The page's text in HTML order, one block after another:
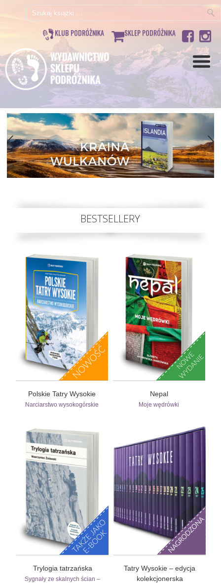
Szukaj:
KLUB PODRÓŻNIKA SKLEP PODRÓŻNIKA
BESTSELLERY
Polskie Tatry Wysokie
Narciarstwo wysokogórskie
Nepal
Moje wędrówki
Trylogia tatrzańska
Sygnały ze skalnych ścian –
Tatry Wysokie – edycja
kolekcjonerska